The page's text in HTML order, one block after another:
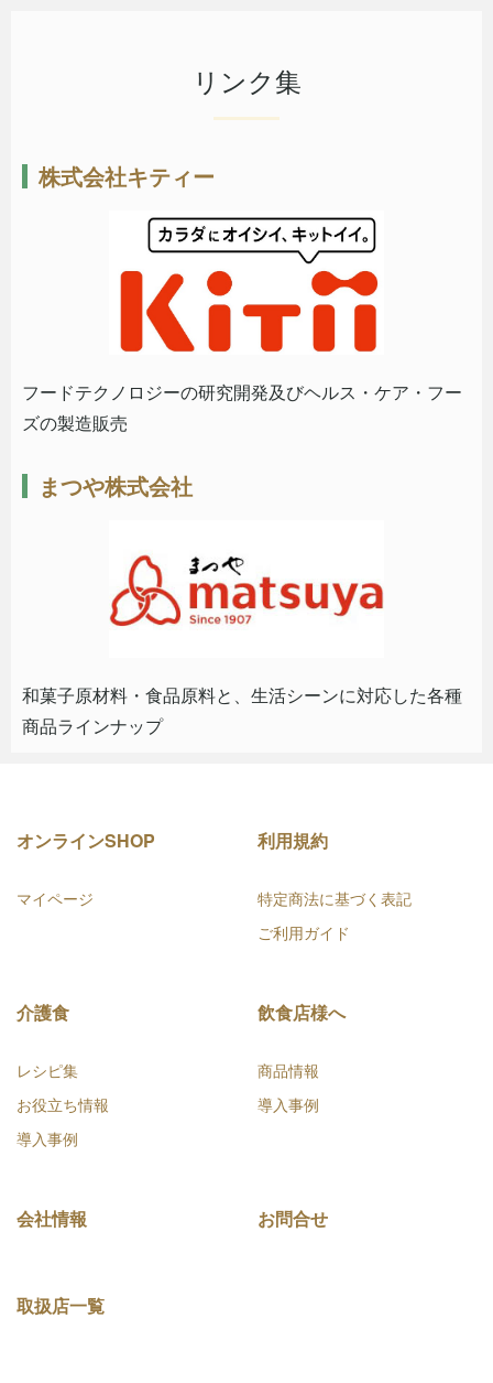
リンク集
株式会社キティー
フードテクノロジーの研究開発及びヘルス・ケア・フー
ズの製造販売
まつや株式会社
和菓子原材料・食品原料と、生活シーンに対応した各種
商品ラインナップ
オンラインSHOP
マイページ
利用規約
特定商法に基づく表記
ご利用ガイド
介護食
レシピ集
お役立ち情報
導入事例
飲食店様へ
商品情報
導入事例
会社情報 お問合せ
取扱店一覧